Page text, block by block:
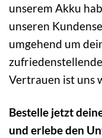
unserem Akku
unseren
umgehend um
Vertrauen ist uns
Bestelle jetzt
und erlebe den